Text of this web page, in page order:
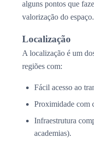
alguns pontos que
valorização do espaço.
Localização
A localização é um
regiões com:
Fácil acesso ao
Proximidade com
Infraestrutura
academias).